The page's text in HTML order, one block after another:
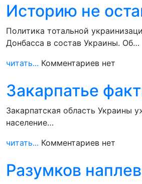
Историю не
Политика тотальной
Донбасса в состав Украины. Об…
читать... Комментариев нет
Закарпатье
Закарпатская область Украины
население…
читать... Комментариев нет
Разумков